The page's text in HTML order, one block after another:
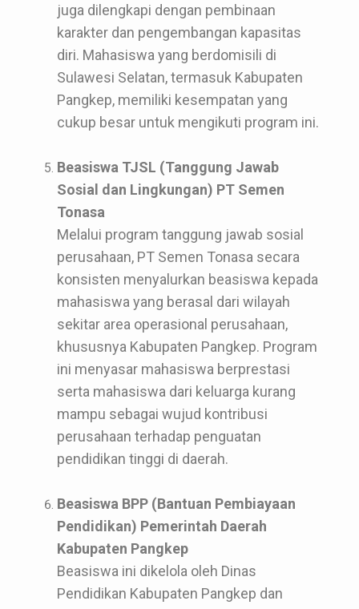
juga dilengkapi dengan pembinaan
karakter dan pengembangan kapasitas
diri. Mahasiswa yang berdomisili di
Sulawesi Selatan, termasuk Kabupaten
Pangkep, memiliki kesempatan yang
cukup besar untuk mengikuti program ini.
Beasiswa TJSL (Tanggung Jawab
Sosial dan Lingkungan) PT Semen
Tonasa
Melalui program tanggung jawab sosial
perusahaan, PT Semen Tonasa secara
konsisten menyalurkan beasiswa kepada
mahasiswa yang berasal dari wilayah
sekitar area operasional perusahaan,
khususnya Kabupaten Pangkep. Program
ini menyasar mahasiswa berprestasi
serta mahasiswa dari keluarga kurang
mampu sebagai wujud kontribusi
perusahaan terhadap penguatan
pendidikan tinggi di daerah.
Beasiswa BPP (Bantuan Pembiayaan
Pendidikan) Pemerintah Daerah
Kabupaten Pangkep
Beasiswa ini dikelola oleh Dinas
Pendidikan Kabupaten Pangkep dan